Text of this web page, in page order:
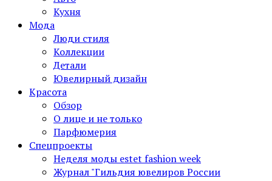
Кухня
Мода
Люди стиля
Коллекции
Детали
Ювелирный дизайн
Красота
Обзор
О лице и не только
Парфюмерия
Спецпроекты
Неделя моды estet fashion week
Журнал "Гильдия ювелиров России